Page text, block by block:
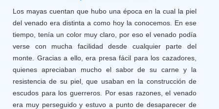
Los mayas cuentan que hubo una época en la cual la piel
del venado era distinta a como hoy la conocemos. En ese
tiempo, tenía un color muy claro, por eso el venado podía
verse con mucha facilidad desde cualquier parte del
monte. Gracias a ello, era presa fácil para los cazadores,
quienes apreciaban mucho el sabor de su carne y la
resistencia de su piel, que usaban en la construcción de
escudos para los guerreros. Por esas razones, el venado
era muy perseguido y estuvo a punto de desaparecer de